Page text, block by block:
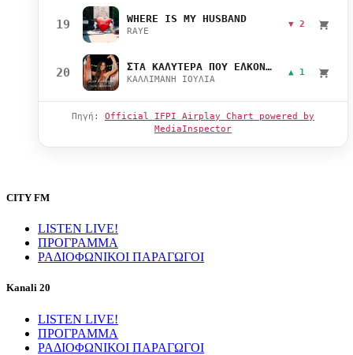
19 WHERE IS MY HUSBAND
RAYE
▼ 2
20 ΣΤΑ ΚΑΛΥΤΕΡΑ ΠΟΥ ΕΛΚΟΝΤΑΙ
ΚΑΛΛΙΜΑΝΗ ΙΟΥΛΙΑ
▲ 1
Πηγή: Official IFPI Airplay Chart powered by
MediaInspector
CITY FM
LISTEN LIVE!
ΠΡΟΓΡΑΜΜΑ
ΡΑΔΙΟΦΩΝΙΚΟΙ ΠΑΡΑΓΩΓΟΙ
Kanali 20
LISTEN LIVE!
ΠΡΟΓΡΑΜΜΑ
ΡΑΔΙΟΦΩΝΙΚΟΙ ΠΑΡΑΓΩΓΟΙ